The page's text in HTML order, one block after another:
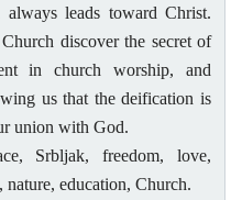
always leads toward Christ.
discover the secret of
in church worship, and
us that the deification is
union with God.
Srbljak, freedom, love,
education, Church.